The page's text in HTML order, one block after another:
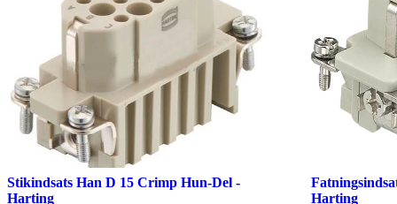
Stikindsats Han D 15 Crimp Hun-Del -
Harting
Harting